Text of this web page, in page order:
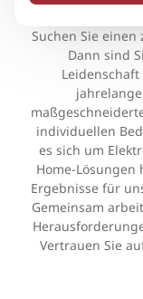
Suchen Sie
Dann sind
individuellen
es sich um
Home-
Ergebnisse für
Gemeinsam
Vertrauen Sie